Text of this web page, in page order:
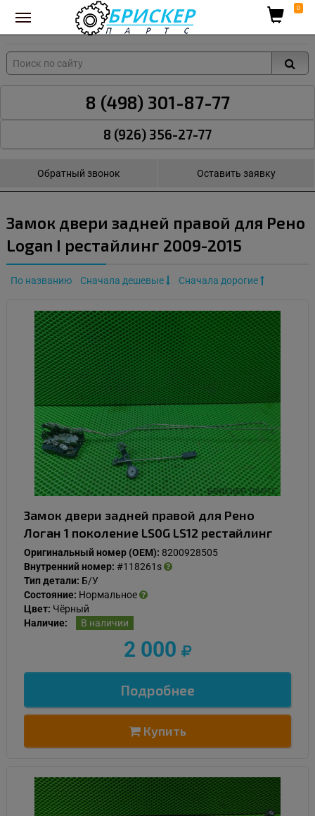
Вход для поставщиков 0
8 (498) 301-87-77
8 (926) 356-27-77
Обратный звонок Оставить заявку
Замок двери задней правой для Рено
Logan I рестайлинг 2009-2015
По названию Сначала дешевые Сначала дорогие
Замок двери задней правой для Рено
Логан 1 поколение LS0G LS12 рестайлинг
Оригинальный номер (OEM): 8200928505
Внутренний номер: #118261s
Тип детали: Б/У
Состояние: Нормальное
Цвет: Чёрный
Наличие:
В наличии
2 000
Подробнее
Купить